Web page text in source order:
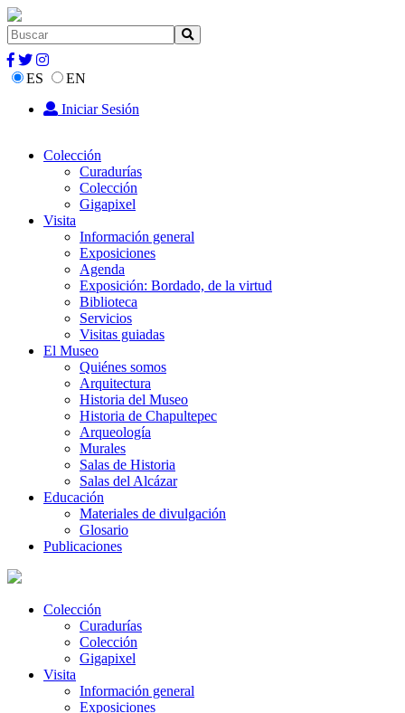
ES
EN
Iniciar Sesión
Colección
Curadurías
Colección
Gigapixel
Visita
Información general
Exposiciones
Agenda
Exposición: Bordado, de la virtud
Biblioteca
Servicios
Visitas guiadas
El Museo
Quiénes somos
Arquitectura
Historia del Museo
Historia de Chapultepec
Arqueología
Murales
Salas de Historia
Salas del Alcázar
Educación
Materiales de divulgación
Glosario
Publicaciones
Colección
Curadurías
Colección
Gigapixel
Visita
Información general
Exposiciones